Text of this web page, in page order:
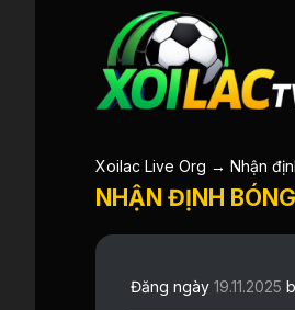
Xoilac Live Org → Nhận
NHẬN ĐỊNH
Đăng ngày 19.11.2025